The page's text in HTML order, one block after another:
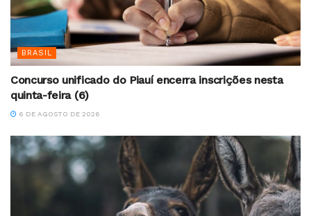
BRASIL
Concurso unificado do Piauí encerra inscrições nesta
quinta-feira (6)
6 DE AGOSTO DE 2026